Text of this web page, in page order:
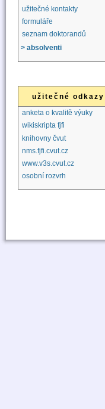
užitečné kontakty
formuláře
seznam doktorandů
> absolventi
užitečné odkazy
anketa o kvalitě výuky
wikiskripta fjfi
knihovny čvut
nms.fjfi.cvut.cz
www.v3s.cvut.cz
osobní rozvrh